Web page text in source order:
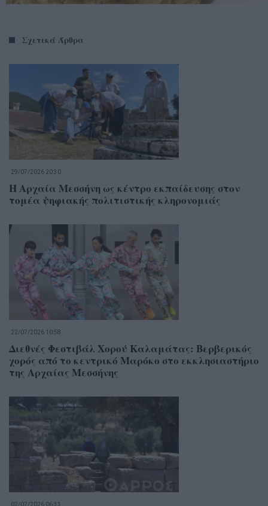
Σχετικά Άρθρα
29/07/2026 20:30
Η Αρχαία Μεσσήνη ως κέντρο εκπαίδευσης στον
τομέα ψηφιακής πολιτιστικής κληρονομιάς
22/07/2026 10:58
Διεθνές Φεστιβάλ Χορού Καλαμάτας: Βερβερικός
χορός από το κεντρικό Μαρόκο στο εκκλησιαστήριο
της Αρχαίας Μεσσήνης
02/07/2026 06:33